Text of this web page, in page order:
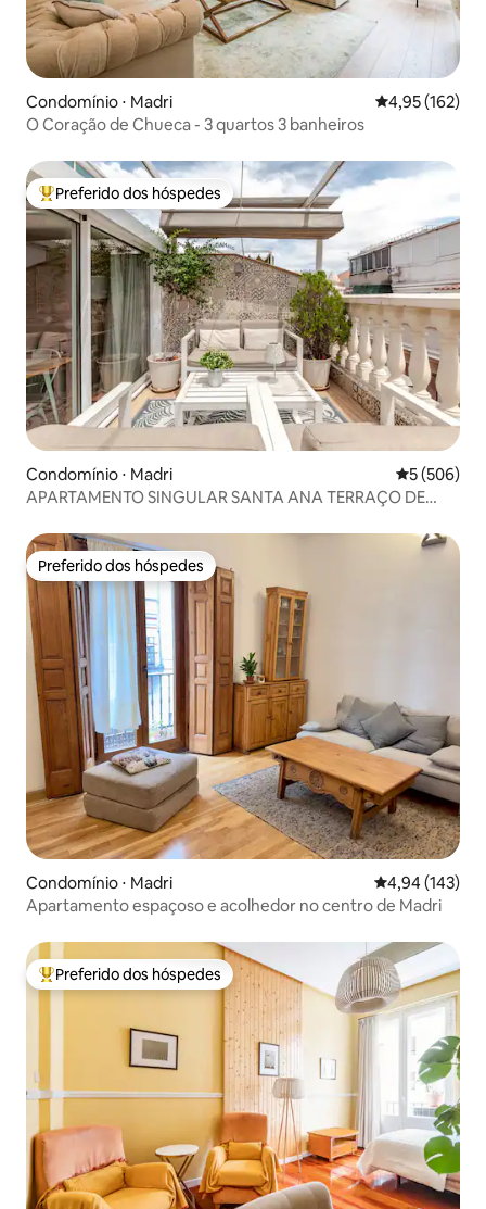
Condomínio ⋅ Madri 4,95 de uma
4,95 (162)
O Coração de Chueca - 3 quartos 3 banheiros
Entre os melhores preferidos dos hóspedes
Preferido dos hóspedes
Condomínio ⋅ Madri 5 de uma
5 (506)
APARTAMENTO SINGULAR SANTA ANA TERRAÇO DE
Preferido dos hóspedes
Preferido dos hóspedes
Condomínio ⋅ Madri 4,94 de uma
4,94 (143)
Apartamento espaçoso e acolhedor no centro de Madri
Entre os melhores preferidos dos hóspedes
Preferido dos hóspedes